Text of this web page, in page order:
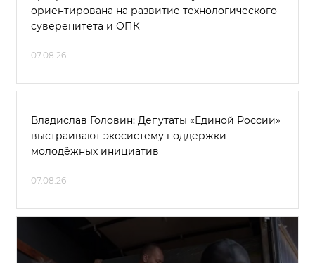
ориентирована на развитие технологического
суверенитета и ОПК
07.08.26
Владислав Головин: Депутаты «Единой России»
выстраивают экосистему поддержки
молодёжных инициатив
07.08.26